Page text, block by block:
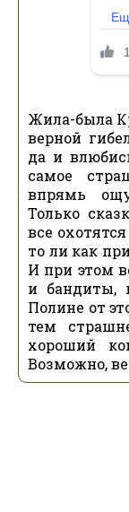
Жила-была
верной
да и
самое
впрямь
Только
все
то ли как
И при этом
и бандиты,
Полине от
тем
хороший
Возможно,